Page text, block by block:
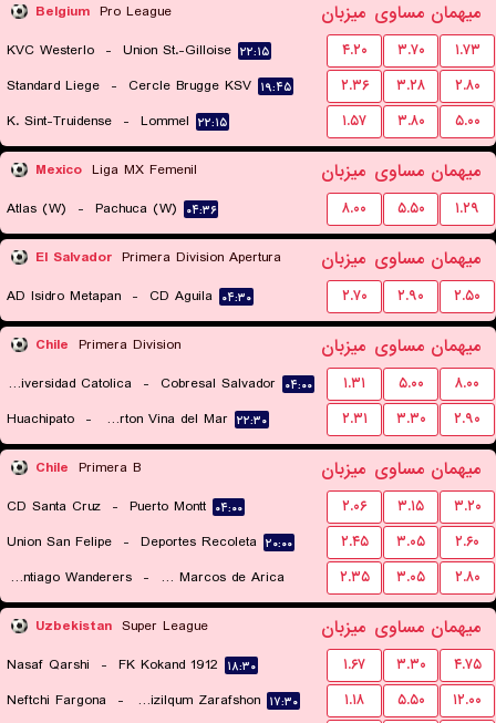
Belgium Pro League میزبان مساوی میهمان
KVC Westerlo - Union St.-Gilloise ۲۲:۱۵ ۴.۲۰ ۳.۷۰
۱.۷۳
Standard Liege - Cercle Brugge KSV ۱۹:۴۵ ۲.۳۶ ۳.۲۸
۲.۸۰
K. Sint-Truidense - Lommel ۲۲:۱۵ ۱.۵۷ ۳.۸۰ ۵.۰۰
Mexico Liga MX Femenil میزبان مساوی میهمان
Atlas (W) - Pachuca (W) ۰۴:۳۶ ۸.۰۰ ۵.۵۰ ۱.۲۹
El Salvador Primera Division Apertura میزبان مساوی میهمان
AD Isidro Metapan - CD Aguila ۰۴:۳۰ ۲.۷۰ ۲.۹۰ ۲.۵۰
Chile Primera Division میزبان مساوی میهمان
Universidad Catolica - Cobresal Salvador ۰۴:۰۰ ۱.۳۱ ۵.۰۰
۸.۰۰
Huachipato - Everton Vina del Mar ۲۲:۳۰ ۲.۳۱ ۳.۳۰ ۲.۹۰
Chile Primera B میزبان مساوی میهمان
CD Santa Cruz - Puerto Montt ۰۴:۰۰ ۲.۰۶ ۳.۱۵
۳.۲۰
Union San Felipe - Deportes Recoleta ۲۰:۰۰ ۲.۴۵ ۳.۰۵
۲.۶۰
Santiago Wanderers
- San Marcos de Arica
۲۲:۳۰
۲.۳۵ ۳.۰۵ ۲.۸۰
Uzbekistan Super League میزبان مساوی میهمان
Nasaf Qarshi - FK Kokand 1912 ۱۸:۳۰ ۱.۶۷ ۳.۳۰
۴.۷۵
Neftchi Fargona - PFK Qizilqum Zarafshon ۱۷:۳۰ ۱.۱۸ ۵.۵۰
۱۲.۰۰